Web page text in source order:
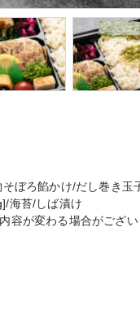
ぼろ餡かけ/だし巻き
海苔/しば漬け
容が変わる場合がござい